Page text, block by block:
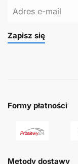
Zapisz się
Formy płatności
Metody dostawy